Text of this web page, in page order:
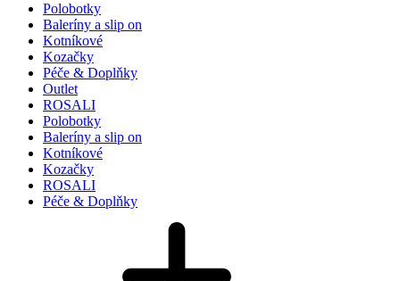
Polobotky
Baleríny a slip on
Kotníkové
Kozačky
Péče & Doplňky
Outlet
ROSALI
Polobotky
Baleríny a slip on
Kotníkové
Kozačky
ROSALI
Péče & Doplňky